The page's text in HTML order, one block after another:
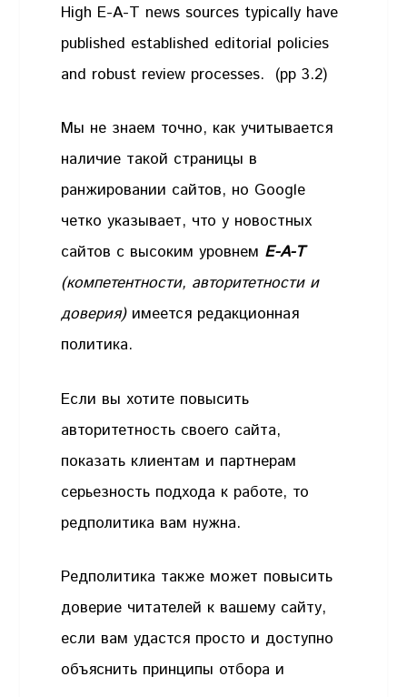
High E-A-T news sources typically have
published established editorial policies
and robust review processes. (pp 3.2)
Мы не знаем точно, как учитывается
наличие такой страницы в
ранжировании сайтов, но Google
четко указывает, что у новостных
сайтов с высоким уровнем E-A-T
(компетентности, авторитетности и
доверия)имеется редакционная
политика.
Если вы хотите повысить
авторитетность своего сайта,
показать клиентам и партнерам
серьезность подхода к работе, то
редполитика вам нужна.
Редполитика также может повысить
доверие читателей к вашему сайту,
если вам удастся просто и доступно
объяснить принципы отбора и